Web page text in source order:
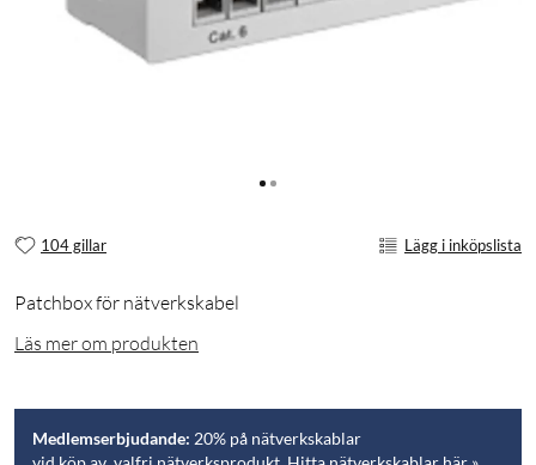
104 gillar Lägg i inköpslista
Patchbox för nätverkskabel
Läs mer om produkten
Medlemserbjudande: 20% på nätverkskablar